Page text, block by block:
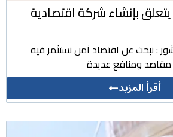
٢٠٢٤ فيما يتعلق بإنشاء شركة اقتصادية
: نبحث عن اقتصاد آمن نستثمر فيه
مقاصد ومنافع عديدة
أقرأ المزيد